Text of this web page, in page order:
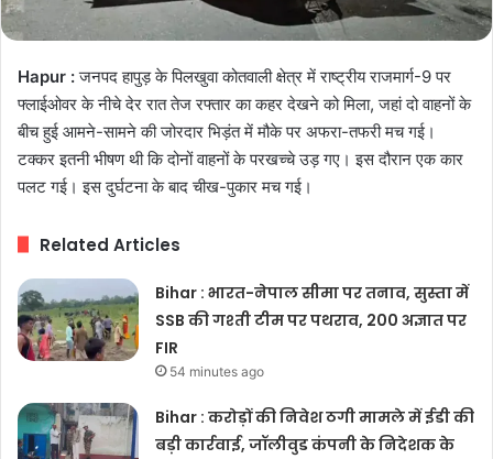
Hapur :जनपद हापुड़ के पिलखुवा कोतवाली क्षेत्र में राष्ट्रीय राजमार्ग-9 पर
फ्लाईओवर के नीचे देर रात तेज रफ्तार का कहर देखने को मिला, जहां दो वाहनों के
बीच हुई आमने-सामने की जोरदार भिड़ंत में मौके पर अफरा-तफरी मच गई।
टक्कर इतनी भीषण थी कि दोनों वाहनों के परखच्चे उड़ गए। इस दौरान एक कार
पलट गई। इस दुर्घटना के बाद चीख-पुकार मच गई।
Related Articles
Bihar : भारत-नेपाल सीमा पर तनाव, सुस्ता में
SSB की गश्ती टीम पर पथराव, 200 अज्ञात पर
FIR
54 minutes ago
Bihar : करोड़ों की निवेश ठगी मामले में ईडी की
बड़ी कार्रवाई, जॉलीवुड कंपनी के निदेशक के